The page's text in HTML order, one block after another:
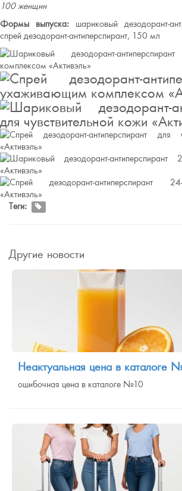
100 женщин
Формы выпуска: шариковый дезодорант-
спрей дезодорант-антиперспирант, 150 мл
Теги:
Другие новости
Неактуальная цена в каталоге
ошибочная цена в каталоге №10